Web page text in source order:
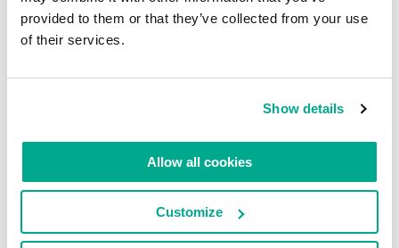
provided to them or that they’ve collected from your use
of their services.
Show details
Allow all cookies
Customize
willkommen!
Geschichte 6. Mythen des alten Griechenland.
2013, aktuelle Neuigkeiten. Laut einem Bericht
attackierte in den Jahren 2009 und
löschte dabei 28.000 Dateien. Genau zur gleichen
Zeit investierte das ernsthaft erkrankte
zypriotische Banksystem in Staatsanleihen des
nicht weniger instabilen Nachbarn Griechenland.